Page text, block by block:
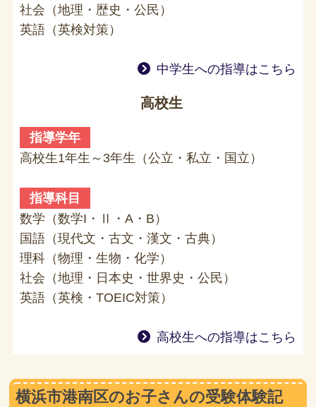
社会（地理・歴史・公民）
英語（英検対策）
中学生への指導はこちら
高校生
指導学年
高校生1年生～3年生（公立・私立・国立）
指導科目
数学（数学I・Ⅱ・A・B）
国語（現代文・古文・漢文・古典）
理科（物理・生物・化学）
社会（地理・日本史・世界史・公民）
英語（英検・TOEIC対策）
高校生への指導はこちら
横浜市港南区のお子さんの受験体験記